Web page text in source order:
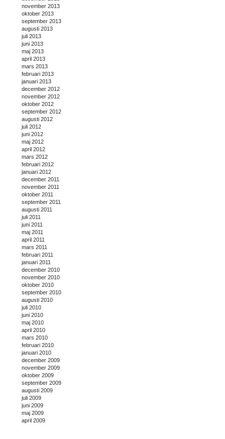
november 2013
oktober 2013
september 2013
augusti 2013
juli 2013
juni 2013
maj 2013
april 2013
mars 2013
februari 2013
januari 2013
december 2012
november 2012
oktober 2012
september 2012
augusti 2012
juli 2012
juni 2012
maj 2012
april 2012
mars 2012
februari 2012
januari 2012
december 2011
november 2011
oktober 2011
september 2011
augusti 2011
juli 2011
juni 2011
maj 2011
april 2011
mars 2011
februari 2011
januari 2011
december 2010
november 2010
oktober 2010
september 2010
augusti 2010
juli 2010
juni 2010
maj 2010
april 2010
mars 2010
februari 2010
januari 2010
december 2009
november 2009
oktober 2009
september 2009
augusti 2009
juli 2009
juni 2009
maj 2009
april 2009